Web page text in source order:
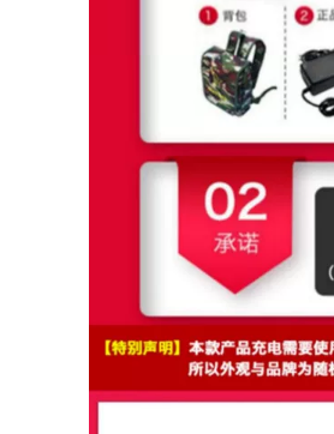
ghế ăn cơm gấp gọn
Gấp
Động
Trại Ghế
Chắn
Trăng
bàn ghế
bàn ghế
724,000